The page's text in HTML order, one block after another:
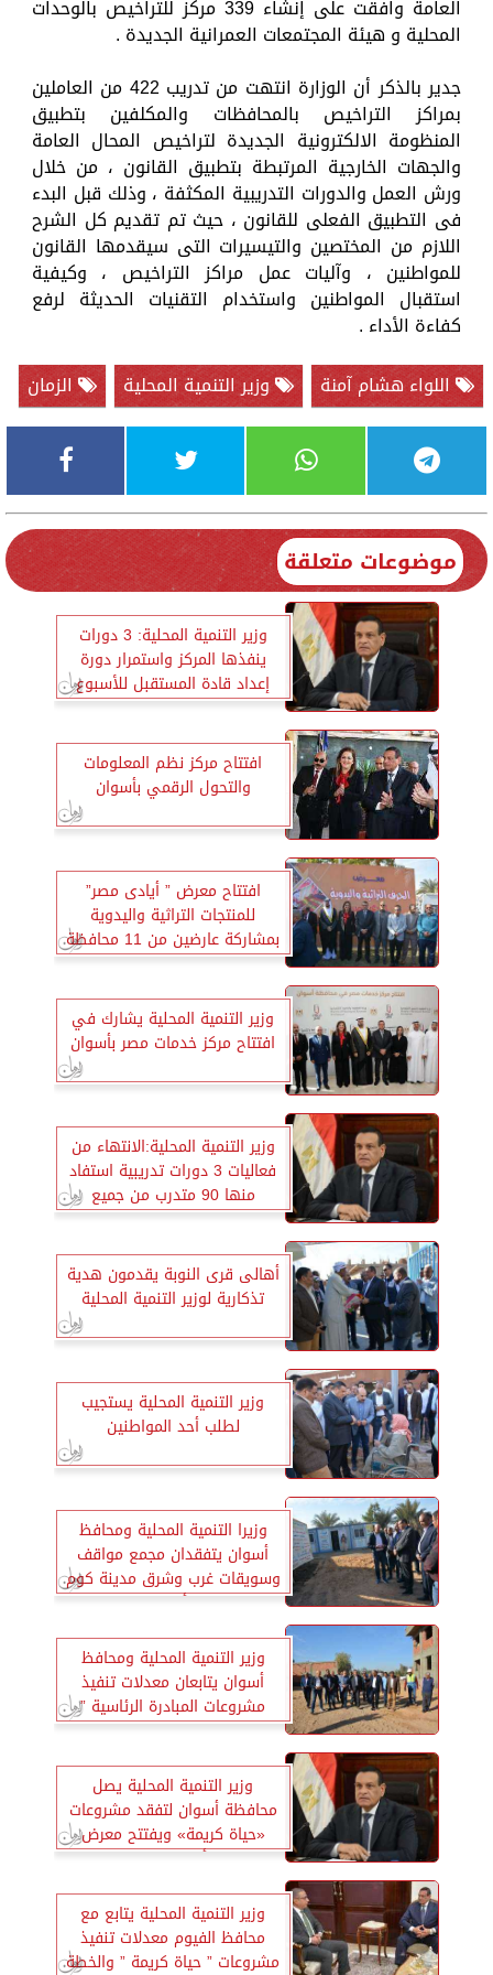
العامة وافقت على إنشاء 339 مركز للتراخيص بالوحدات
المحلية و هيئة المجتمعات العمرانية الجديدة .
جدير بالذكر أن الوزارة انتهت من تدريب 422 من العاملين
بمراكز التراخيص بالمحافظات والمكلفين بتطبيق
المنظومة الالكترونية الجديدة لتراخيص المحال العامة
والجهات الخارجية المرتبطة بتطبيق القانون ، من خلال
ورش العمل والدورات التدريبية المكثفة ، وذلك قبل البدء
فى التطبيق الفعلى للقانون ، حيث تم تقديم كل الشرح
اللازم من المختصين والتيسيرات التى سيقدمها القانون
للمواطنين ، وآليات عمل مراكز التراخيص ، وكيفية
استقبال المواطنين واستخدام التقنيات الحديثة لرفع
كفاءة الأداء .
اللواء هشام آمنة
وزير التنمية المحلية الزمان
موضوعات متعلقة
وزير التنمية المحلية: 3 دورات
ينفذها المركز واستمرار دورة
إعداد قادة المستقبل للأسبوع
الثاني على التوالي
افتتاح مركز نظم المعلومات
والتحول الرقمي بأسوان
افتتاح معرض ” أيادى مصر”
للمنتجات التراثية واليدوية
بمشاركة عارضين من 11 محافظة
وزير التنمية المحلية يشارك في
افتتاح مركز خدمات مصر بأسوان
وزير التنمية المحلية:الانتهاء من
فعاليات 3 دورات تدريبية استفاد
منها 90 متدرب من جميع
المحافظات
أهالى قرى النوبة يقدمون هدية
تذكارية لوزير التنمية المحلية
وزير التنمية المحلية يستجيب
لطلب أحد المواطنين
وزيرا التنمية المحلية ومحافظ
أسوان يتفقدان مجمع مواقف
وسويقات غرب وشرق مدينة كوم
أمبو
وزير التنمية المحلية ومحافظ
أسوان يتابعان معدلات تنفيذ
مشروعات المبادرة الرئاسية ”
حياة كريمة ”
وزير التنمية المحلية يصل
محافظة أسوان لتفقد مشروعات
«حياة كريمة» ويفتتح معرض
«أيادي مصر»
وزير التنمية المحلية يتابع مع
محافظ الفيوم معدلات تنفيذ
مشروعات ” حياة كريمة ” والخطة